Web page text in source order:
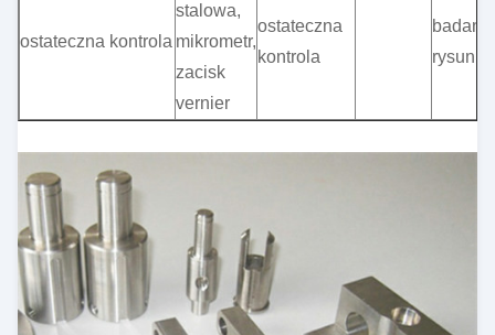
ostateczna kontrola
stalowa,
mikrometr,
zacisk
vernier
ostateczna
kontrola